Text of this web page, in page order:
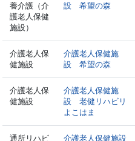
養介護（介
護老人保健
施設）
設 希望の森
介護老人保
健施設
介護老人保健施
設 希望の森
介護老人保
健施設
介護老人保健施
設 老健リハビリ
よこはま
通所リハビ
介護老人保健施設